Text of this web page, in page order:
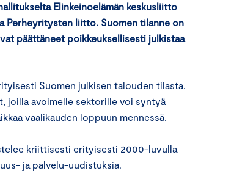
Elinkeinoelämän keskusliitto
Perheyritysten liitto. Suomen tilanne on
päättäneet poikkeuksellisesti julkistaa
Suomen julkisen talouden tilasta.
joilla avoimelle sektorille voi syntyä
vaalikauden loppuun mennessä.
kriittisesti erityisesti 2000-luvulla
ja palvelu-uudistuksia.